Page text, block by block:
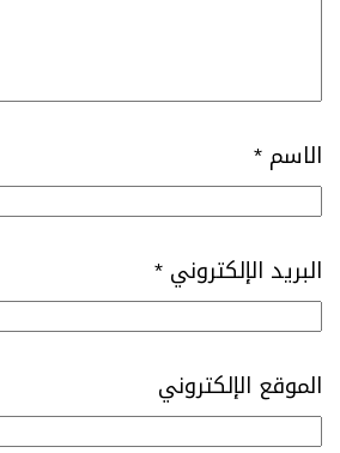
الاسم *
البريد الإلكتروني *
الموقع الإلكتروني